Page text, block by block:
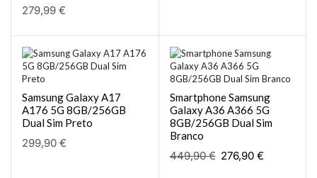
279,99 €
Samsung Galaxy A17
A176 5G 8GB/256GB
Dual Sim Preto
299,90 €
Smartphone Samsung
Galaxy A36 A366 5G
8GB/256GB Dual Sim
Branco
449,90€ 276,90 €